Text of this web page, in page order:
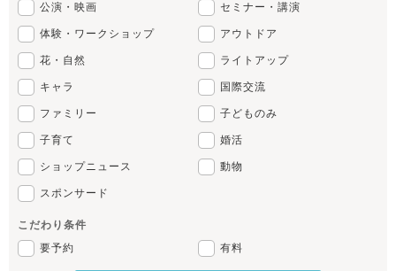
公演・映画 セミナー・講演
体験・ワークショップ アウトドア
花・自然 ライトアップ
キャラ 国際交流
ファミリー 子どものみ
子育て 婚活
ショップニュース 動物
スポンサード
こだわり条件
要予約
有料